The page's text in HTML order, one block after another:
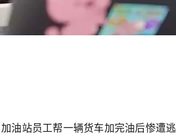
油站员工帮一辆货车加完油后惨遭逃